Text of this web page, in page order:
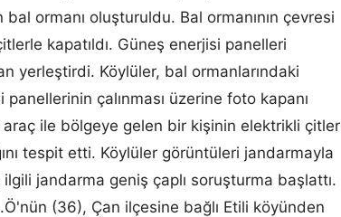
ormanı oluşturuldu. Bal ormanının çevresi
kapatıldı. Güneş enerjisi panelleri
yerleştirdi. Köylüler, bal ormanlarındaki
çalınması üzerine foto kapanı
ile bölgeye gelen bir kişinin elektrikli çitler
tespit etti. Köylüler görüntüleri jandarmayla
jandarma geniş çaplı soruşturma başlattı.
(36), Çan ilçesine bağlı Etili köyünden